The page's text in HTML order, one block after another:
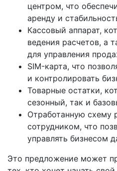
центром, что
аренду и
Кассовый аппарат,
ведения расчетов, а
для управления
SIM-карта, что
и контролировать
Товарные остатки,
сезонный, так и
Отработанную схему
сотрудником, что
управлять бизнесом
Это предложение может